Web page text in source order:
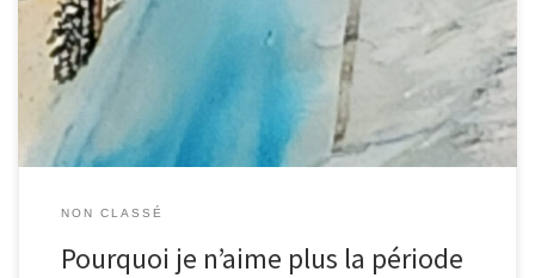
festive en famille .. l’occasion de se retrouver en famille : parents,
frères et soeurs, cousins, cousines .. et le jour de l’an c’est
l' »occasion […]
NON CLASSÉ
Pourquoi je n’aime plus la période